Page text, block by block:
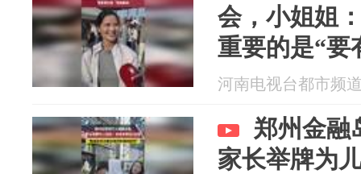
会，小姐姐
重要的是“要
河南电视台都市频
郑州金融
家长举牌为